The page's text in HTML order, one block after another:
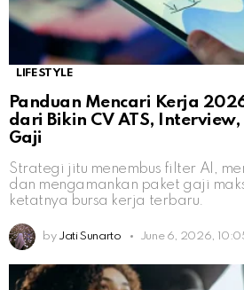
LIFESTYLE
Panduan Mencari Kerja
dari Bikin CV ATS,
Gaji
Strategi jitu menembus filter AI,
dan mengamankan paket gaji
ketatnya bursa kerja terbaru.
by Jati Sunarto June 6, 2026,